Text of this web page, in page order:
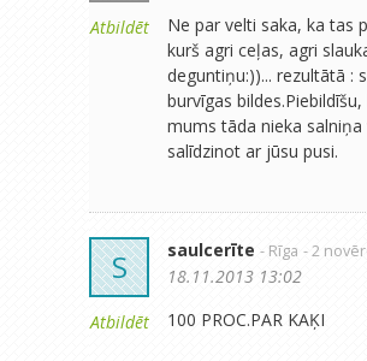
Atbildēt
Ne par velti saka, ka tas
kurš agri ceļas, agri
deguntiņu:))... rezultātā :
burvīgas bildes.Piebildīšu,
mums tāda nieka salniņa
salīdzinot ar jūsu pusi.
S
Atbildēt
saulcerīte - Rīga - 2
18.11.2013 13:02
100 PROC.PAR KAĶI